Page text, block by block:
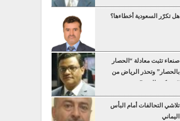
هل تكرّر السعودية أخطاءها؟
صنعاء تثبت معادلة “الحصار
بالحصار” وتحذر الرياض من
“عسكرة البحر”
تلاشي التحالفات أمام البأس
اليماني